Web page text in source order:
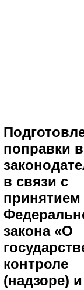
поправки в
в связи с
принятием
закона «О
контроле
(надзоре) и